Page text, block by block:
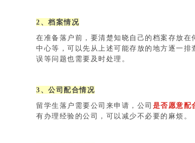
2、档案情况
在准备落户前，要清楚知晓自己的档案存放
中心等，可以先从上述可能存放的地方逐一
误等问题也需要及时处理。
3、公司配合情况
留学生落户需要公司来申请，公司 是否愿意配
有办理经验的公司，可以减少不必要的麻烦。